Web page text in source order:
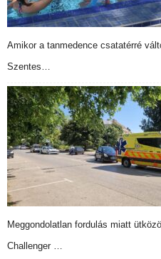
Amikor a tanmedence csatatérré
Szentes…
Meggondolatlan fordulás miatt
Challenger …